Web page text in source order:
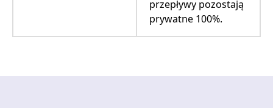
przepływy pozostają
prywatne 100%.